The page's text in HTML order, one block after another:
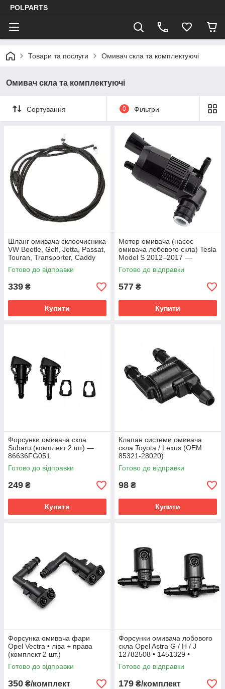
POLPARTS
Товари та послуги Омивач скла та комплектуючі
Омивач скла та комплектуючі
Сортування 0 Фільтри
Шланг омивача склоочисника
VW Beetle, Golf, Jetta, Passat,
Touran, Transporter, Caddy
(1J0955751D / 1J0955751C)
Готово до відправки
339 ₴
Купити
Мотор омивача (насос
омивача лобового скла) Tesla
Model S 2012–2017 —
1005453-00-C / 100545300C
Готово до відправки
577 ₴
Купити
Форсунки омивача скла
Subaru (комплект 2 шт) —
86636FG051
Готово до відправки
249 ₴
Купити
Клапан системи омивача
скла Toyota / Lexus (OEM
85321-28020)
Готово до відправки
98 ₴
Купити
Форсунка омивача фари
Opel Vectra • ліва + права
(комплект 2 шт.)
Готово до відправки
350 ₴/комплект
Форсунки омивача лобового
скла Opel Astra G / H / J
12782508 • 1451329 •
12782509 • 1451330
комплект
Готово до відправки
179 ₴/комплект